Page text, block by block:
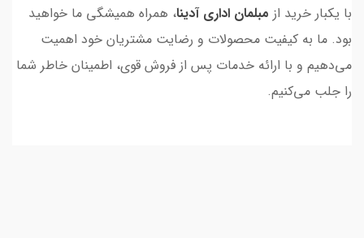
با یکبار خرید از مبلمان اداری آدینا، همراه همیشگی ما خواهید
بود. ما به کیفیت محصولات و رضایت مشتریان خود اهمیت
می‌دهیم و با ارائه خدمات پس از فروش قوی، اطمینان خاطر شما
را جلب می‌کنیم.